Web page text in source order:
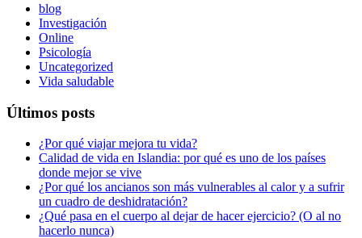
blog
Investigación
Online
Psicología
Uncategorized
Vida saludable
Últimos posts
¿Por qué viajar mejora tu vida?
Calidad de vida en Islandia: por qué es uno de los países
donde mejor se vive
¿Por qué los ancianos son más vulnerables al calor y a sufrir
un cuadro de deshidratación?
¿Qué pasa en el cuerpo al dejar de hacer ejercicio? (O al no
hacerlo nunca)